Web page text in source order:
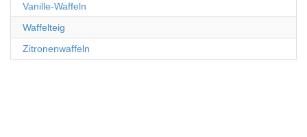
Vanille-Waffeln
Waffelteig
Zitronenwaffeln